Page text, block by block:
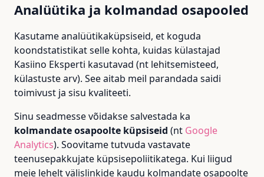
Analüütika ja kolmandad osapooled
Kasutame analüütikaküpsiseid, et koguda
koondstatistikat selle kohta, kuidas külastajad
Kasiino Eksperti kasutavad (nt lehitsemisteed,
külastuste arv). See aitab meil parandada saidi
toimivust ja sisu kvaliteeti.
Sinu seadmesse võidakse salvestada ka
kolmandate osapoolte küpsiseid (nt Google
Analytics). Soovitame tutvuda vastavate
teenusepakkujate küpsisepoliitikatega. Kui liigud
meie lehelt välislinkide kaudu kolmandate osapoolte